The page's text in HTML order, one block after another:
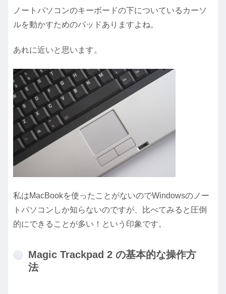
ノートパソコンのキーボードの下についているカーソ
ルを動かすためのパッドありますよね。
あれに近いと思います。
私はMacBookを使ったことがないのでWindowsのノー
トパソコンしか知らないのですが、比べてみると圧倒
的にできることが多い！という印象です。
Magic Trackpad 2 の基本的な操作方
法